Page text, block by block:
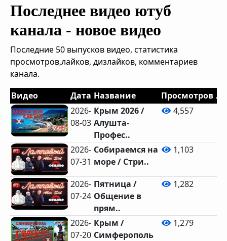
Последнее видео ютуб
канала - новое видео
Последние 50 выпусков видео, статистика
просмотров,лайков, дизлайков, комментариев
канала.
Видео
Дата Название Просмотров
2026-
08-03
Крым 2026 /
Алушта-
Профес..
4,557
2026-
07-31
Собираемся на
море / Стри..
1,103
2026-
07-24
Пятница /
Общение в
прям..
1,282
2026-
07-20
Крым /
Симферополь
1,279